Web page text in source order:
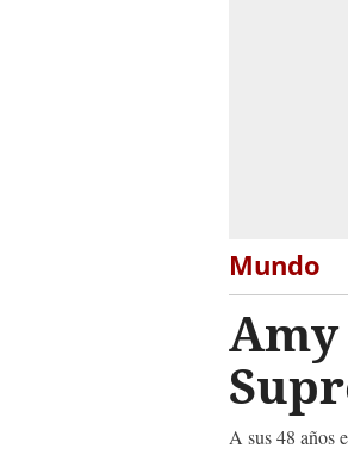
Mundo
A sus 48 años